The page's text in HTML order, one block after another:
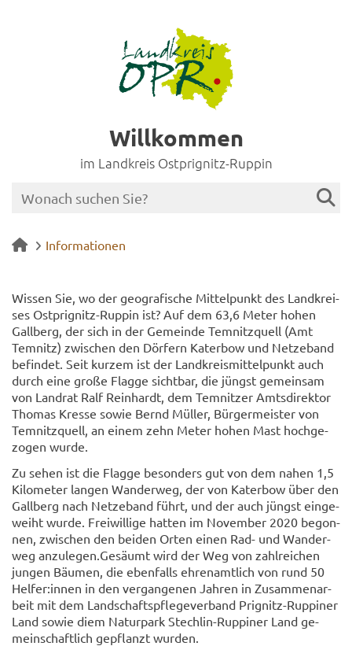
Willkommen
im Landkreis Ostprignitz-Ruppin
Informationen
Wis­sen Sie, wo der geo­gra­fi­sche Mit­tel­punkt des Land­krei­
ses Ostprignitz-​Ruppin ist? Auf dem 63,6 Meter hohen
Gall­berg, der sich in der Ge­mein­de Tem­nitz­quell (Amt
Tem­nitz) zwi­schen den Dör­fern Ka­ter­bow und Net­ze­band
be­fin­det. Seit kur­zem ist der Land­kreis­mit­tel­punkt auch
durch eine große Flag­ge sicht­bar, die jüngst ge­mein­sam
von Land­rat Ralf Rein­hardt, dem Tem­nit­zer Amts­di­rek­tor
Tho­mas Kres­se sowie Bernd Mül­ler, Bür­ger­meis­ter von
Tem­nitz­quell, an einem zehn Meter hohen Mast hoch­ge­
zo­gen wurde.
Zu sehen ist die Flag­ge be­son­ders gut von dem nahen 1,5
Ki­lo­me­ter lan­gen Wan­der­weg, der von Ka­ter­bow über den
Gall­berg nach Net­ze­band führt, und der auch jüngst ein­ge­
weiht wurde. Frei­wil­li­ge hat­ten im No­vem­ber 2020 be­gon­
nen, zwi­schen den bei­den Orten einen Rad- und Wan­der­
weg an­zu­le­gen.Ge­säumt wird der Weg von zahl­rei­chen
jun­gen Bäu­men, die eben­falls eh­ren­amt­lich von rund 50
Hel­fer:innen in den ver­gan­ge­nen Jah­ren in Zu­sam­men­ar­
beit mit dem Land­schafts­pfle­ge­ver­band Prignitz-​Ruppiner
Land sowie diem Na­tur­park Stechlin-​Ruppiner Land ge­
mein­schaft­lich ge­pflanzt wur­den.